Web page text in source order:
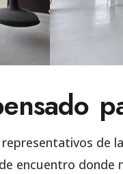
de
encuentro